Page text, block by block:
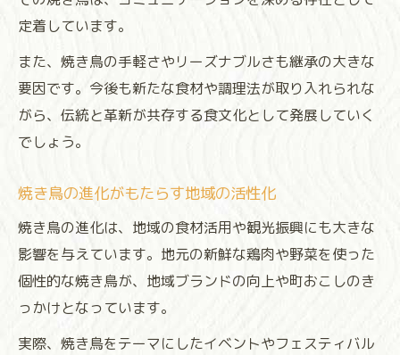
定着しています。
また、焼き鳥の手軽さやリーズナブルさも継承の大きな
要因です。今後も新たな食材や調理法が取り入れられな
がら、伝統と革新が共存する食文化として発展していく
でしょう。
焼き鳥の進化がもたらす地域の活性化
焼き鳥の進化は、地域の食材活用や観光振興にも大きな
影響を与えています。地元の新鮮な鶏肉や野菜を使った
個性的な焼き鳥が、地域ブランドの向上や町おこしのき
っかけとなっています。
実際、焼き鳥をテーマにしたイベントやフェスティバル